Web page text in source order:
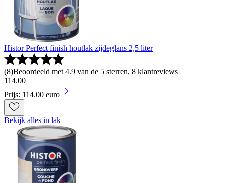
Histor Perfect finish houtlak zijdeglans 2,5 liter
(8)Beoordeeld met 4.9 van de 5 sterren, 8 klantreviews
114.00
Prijs: 114.00 euro
Bekijk alles in lak